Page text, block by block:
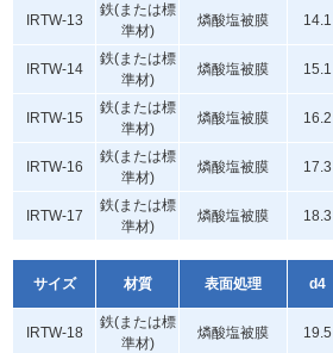
IRTW-13
鉄(または標
準材)
燐酸塩被膜 14.1
IRTW-14
鉄(または標
準材)
燐酸塩被膜 15.1
IRTW-15
鉄(または標
準材)
燐酸塩被膜 16.2
IRTW-16
鉄(または標
準材)
燐酸塩被膜 17.3
IRTW-17
鉄(または標
準材)
燐酸塩被膜 18.3
サイズ 材質 表面処理 d4
IRTW-18
鉄(または標
準材)
燐酸塩被膜 19.5